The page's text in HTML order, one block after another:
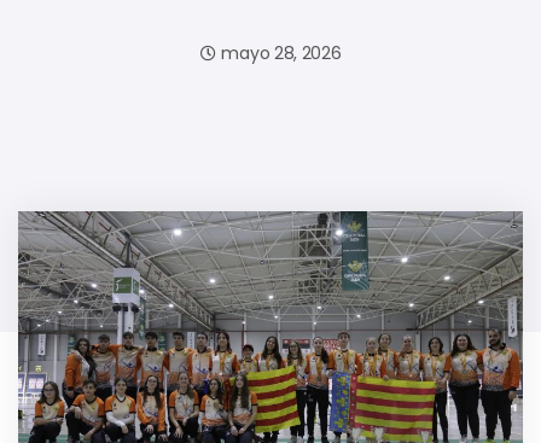
mayo 28, 2026